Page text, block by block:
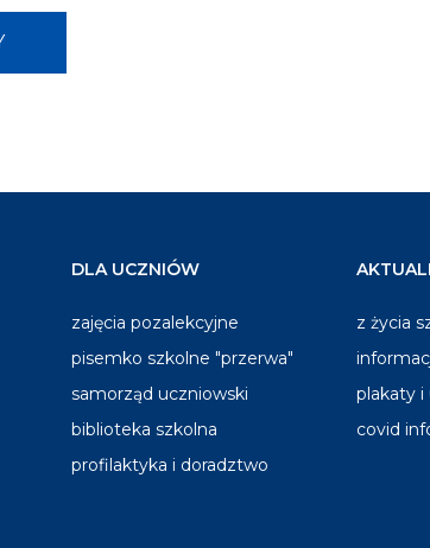
DLA UCZNIÓW
zajęcia pozalekcyjne
pisemko szkolne "przerwa"
samorząd uczniowski
biblioteka szkolna
profilaktyka i doradztwo
z życia
plakaty i
covid